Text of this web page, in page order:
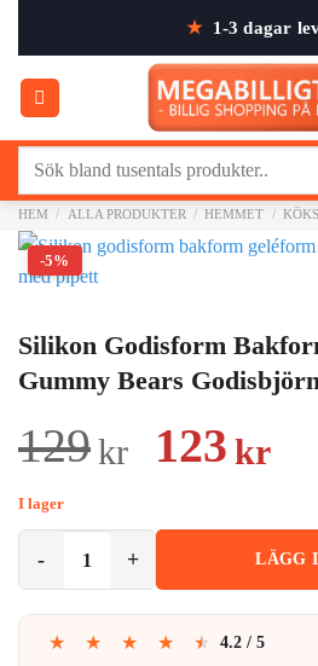
content
★ 1-3 dagar
HEM / ALLA PRODUKTER / HEMMET /
-5%
Silikon Godisform
Gummy Bears
129kr
Det
priset
var:
129kr.
123 krDet
I lager
LÄGG
★ ★ ★ ★ ★ 4.2 / 5